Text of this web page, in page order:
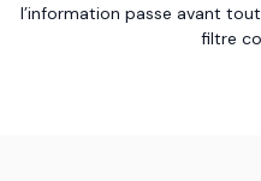
l’information passe avant
filtre